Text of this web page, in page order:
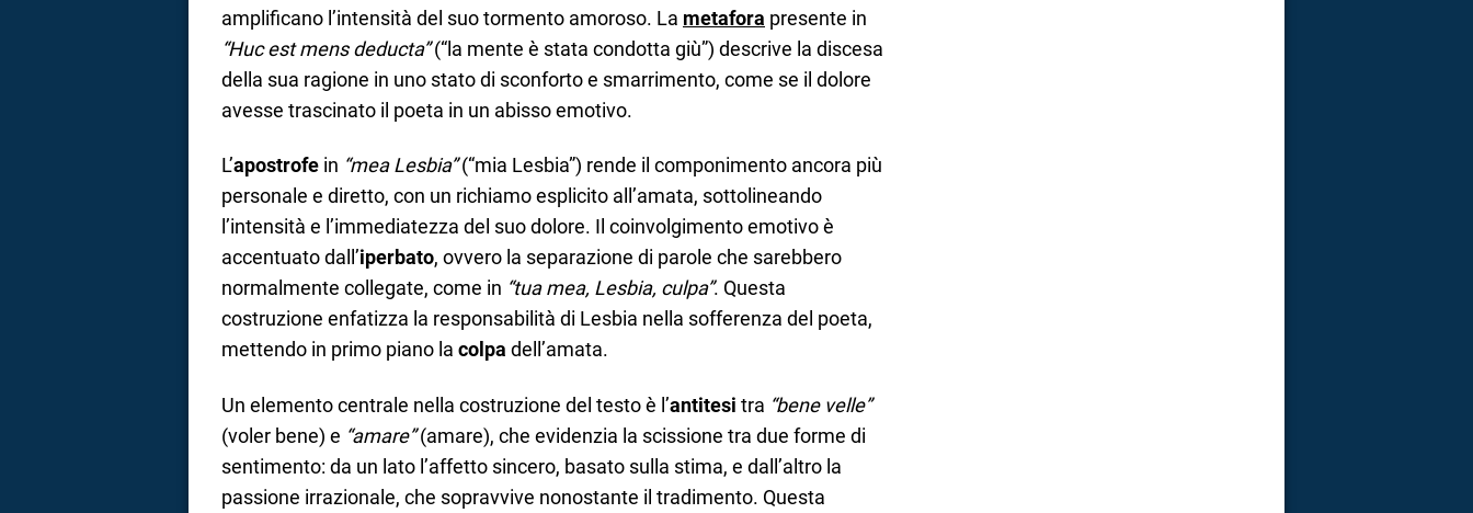
amplificano l’intensità del suo tormento amoroso. La metafora presente in
“Huc est mens deducta”(“la mente è stata condotta giù”) descrive la discesa
della sua ragione in uno stato di sconforto e smarrimento, come se il dolore
avesse trascinato il poeta in un abisso emotivo.
L’apostrofe in “mea Lesbia”(“mia Lesbia”) rende il componimento ancora più
personale e diretto, con un richiamo esplicito all’amata, sottolineando
l’intensità e l’immediatezza del suo dolore. Il coinvolgimento emotivo è
accentuato dall’iperbato, ovvero la separazione di parole che sarebbero
normalmente collegate, come in “tua mea, Lesbia, culpa”. Questa
costruzione enfatizza la responsabilità di Lesbia nella sofferenza del poeta,
mettendo in primo piano la colpa dell’amata.
Un elemento centrale nella costruzione del testo è l’antitesi tra “bene velle”
(voler bene) e “amare”(amare), che evidenzia la scissione tra due forme di
sentimento: da un lato l’affetto sincero, basato sulla stima, e dall’altro la
passione irrazionale, che sopravvive nonostante il tradimento. Questa